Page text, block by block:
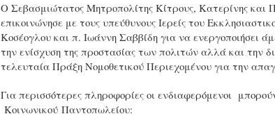
Ο Σεβασμιώτατος Μητροπολίτης Κίτρους, Κατερίνης
επικοινώνησε με τους υπεύθυνους Ιερείς του
Κοσέογλου και π. Ιωάννη Σαββίδη για να ενεργοποιήσει
την ενίσχυση της προστασίας των πολιτών αλλά και την
τελευταία Πράξη Νομοθετικού Περιεχομένου για την
Για περισσότερες πληροφορίες οι ενδιαφερόμενοι
Κοινωνικού Παντοπωλείου: